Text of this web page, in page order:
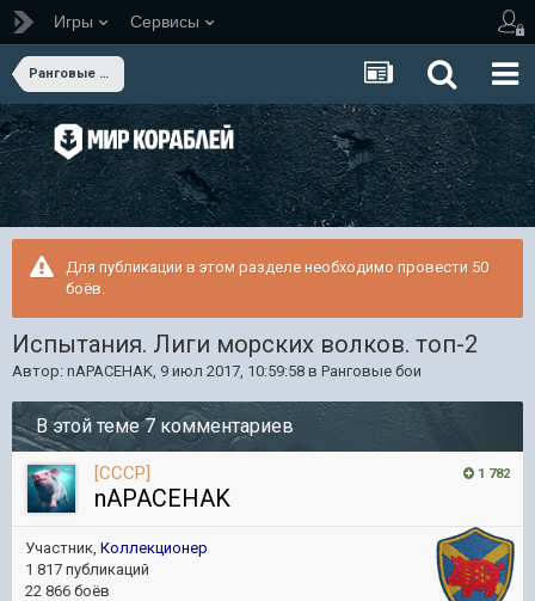
Игры Сервисы
Ранговые бои
Для публикации в этом разделе необходимо провести 50
боёв.
Испытания. Лиги морских волков. топ-2
Автор: nAPACEHAK, 9 июл 2017, 10:59:58 в Ранговые бои
В этой теме 7 комментариев
1 782
[CCCP]
nAPACEHAK
Участник, Коллекционер
1 817 публикаций
22 866 боёв